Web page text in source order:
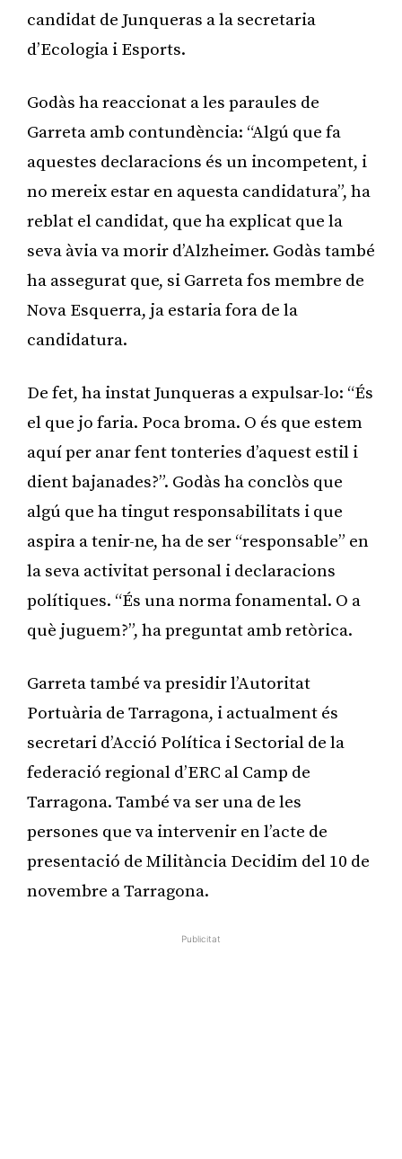
candidat de Junqueras a la secretaria
d’Ecologia i Esports.
Godàs ha reaccionat a les paraules de
Garreta amb contundència: “Algú que fa
aquestes declaracions és un incompetent, i
no mereix estar en aquesta candidatura”, ha
reblat el candidat, que ha explicat que la
seva àvia va morir d’Alzheimer. Godàs també
ha assegurat que, si Garreta fos membre de
Nova Esquerra, ja estaria fora de la
candidatura.
De fet, ha instat Junqueras a expulsar-lo: “És
el que jo faria. Poca broma. O és que estem
aquí per anar fent tonteries d’aquest estil i
dient bajanades?”. Godàs ha conclòs que
algú que ha tingut responsabilitats i que
aspira a tenir-ne, ha de ser “responsable” en
la seva activitat personal i declaracions
polítiques. “És una norma fonamental. O a
què juguem?”, ha preguntat amb retòrica.
Garreta també va presidir l’Autoritat
Portuària de Tarragona, i actualment és
secretari d’Acció Política i Sectorial de la
federació regional d’ERC al Camp de
Tarragona. També va ser una de les
persones que va intervenir en l’acte de
presentació de Militància Decidim del 10 de
novembre a Tarragona.
Publicitat